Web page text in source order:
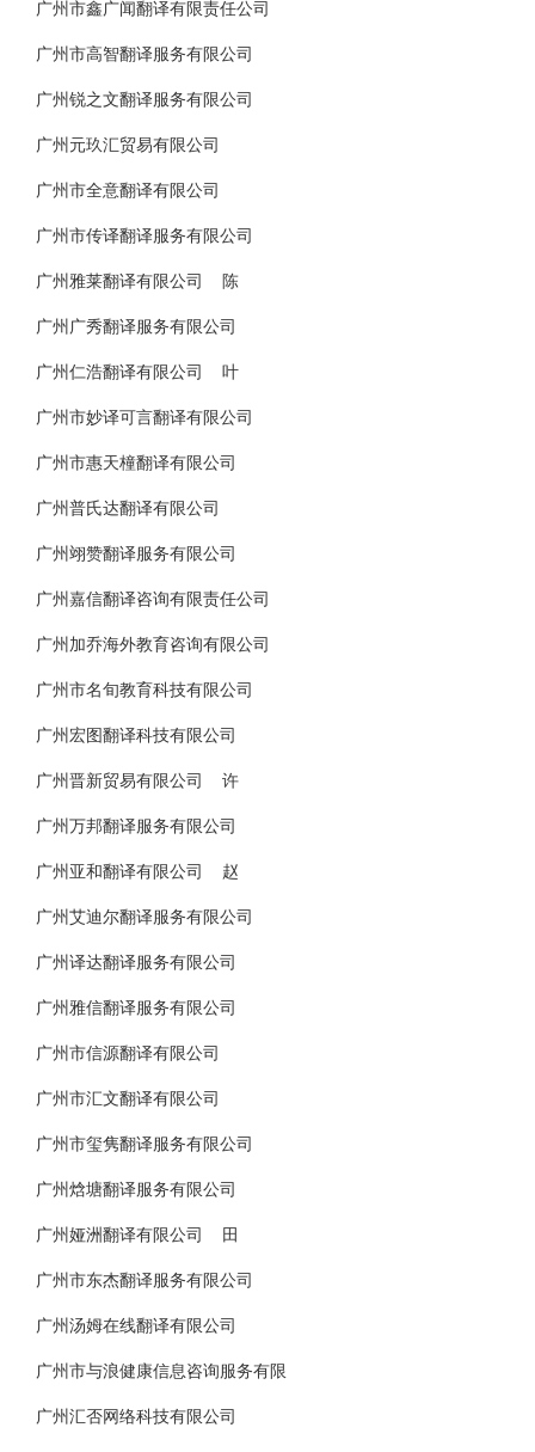
广州市鑫广闻翻译有限责任公司
广州市高智翻译服务有限公司
广州锐之文翻译服务有限公司
广州元玖汇贸易有限公司
广州市全意翻译有限公司
广州市传译翻译服务有限公司
广州雅莱翻译有限公司 陈
广州广秀翻译服务有限公司
广州仁浩翻译有限公司 叶
广州市妙译可言翻译有限公司
广州市惠天橦翻译有限公司
广州普氏达翻译有限公司
广州翊赞翻译服务有限公司
广州嘉信翻译咨询有限责任公司
广州加乔海外教育咨询有限公司
广州市名旬教育科技有限公司
广州宏图翻译科技有限公司
广州晋新贸易有限公司 许
广州万邦翻译服务有限公司
广州亚和翻译有限公司 赵
广州艾迪尔翻译服务有限公司
广州译达翻译服务有限公司
广州雅信翻译服务有限公司
广州市信源翻译有限公司
广州市汇文翻译有限公司
广州市玺隽翻译服务有限公司
广州焓塘翻译服务有限公司
广州娅洲翻译有限公司 田
广州市东杰翻译服务有限公司
广州汤姆在线翻译有限公司
广州市与浪健康信息咨询服务有限
广州汇否网络科技有限公司